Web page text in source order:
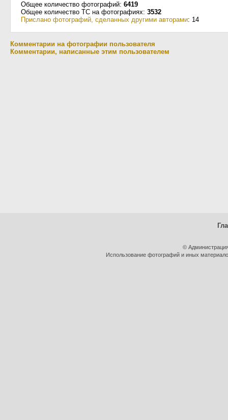
Общее количество фотографий: 6419
Общее количество ТС на фотографиях: 3532
Прислано фотографий, сделанных другими авторами: 14
Комментарии на фотографии пользователя
Комментарии, написанные этим пользователем
©
Использование фотографий и иных